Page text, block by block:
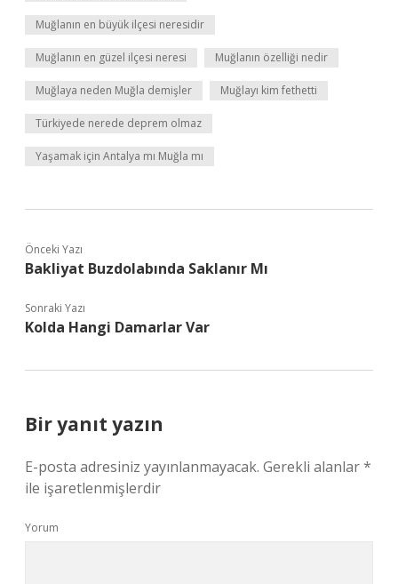
Muğlanın en büyük ilçesi neresidir
Muğlanın en güzel ilçesi neresi Muğlanın özelliği nedir
Muğlaya neden Muğla demişler Muğlayı kim fethetti
Türkiyede nerede deprem olmaz
Yaşamak için Antalya mı Muğla mı
Önceki Yazı
Bakliyat Buzdolabında Saklanır Mı
Sonraki Yazı
Kolda Hangi Damarlar Var
Bir yanıt yazın
E-posta adresiniz yayınlanmayacak. Gerekli alanlar*
ile işaretlenmişlerdir
Yorum